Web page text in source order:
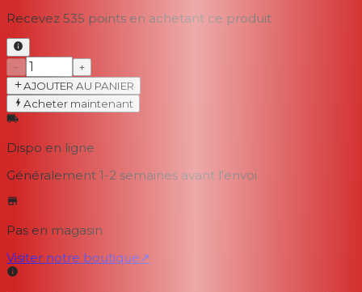
Recevez 535 points en achetant ce produit
−
+
AJOUTER AU PANIER
Acheter maintenant
Dispo en ligne
Généralement 1-2 semaines avant l'envoi
Pas en magasin
Visiter notre boutique↗